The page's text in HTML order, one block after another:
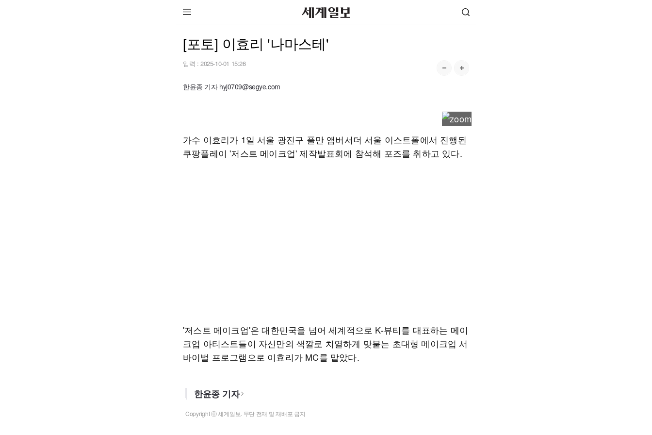
[포토] 이효리 '나마스테'
입력 : 2025-10-01 15:26
한윤종 기자 hyj0709@segye.com
가수 이효리가 1일 서울 광진구 풀만 앰버서더 서울 이스트폴에서 진행된
쿠팡플레이 '저스트 메이크업' 제작발표회에 참석해 포즈를 취하고 있다.
'저스트 메이크업'은 대한민국을 넘어 세계적으로 K-뷰티를 대표하는 메이
크업 아티스트들이 자신만의 색깔로 치열하게 맞붙는 초대형 메이크업 서
바이벌 프로그램으로 이효리가 MC를 맡았다.
한윤종 기자
Copyright ⓒ 세계일보. 무단 전재 및 재배포 금지